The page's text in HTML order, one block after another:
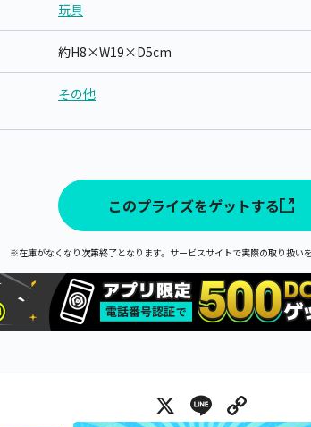
玩具
約H8×W19×D5cm
その他
このプライズをゲットする
※在庫がなくなり次第終了となります。サービスサイトで実際の取り扱い
X Line